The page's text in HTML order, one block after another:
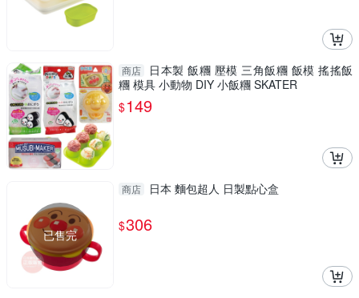
商店
日本製 飯糰 壓模 三角飯糰 飯模 搖搖飯
糰 模具 小動物 DIY 小飯糰 SKATER
$149
已售完
商店 日本 麵包超人 日製點心盒
$306